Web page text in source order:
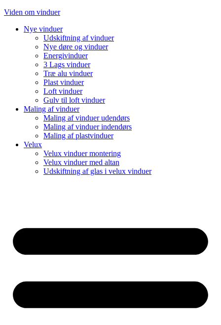
Videre
indhold
Viden om vinduer
Nye vinduer
Udskiftning af vinduer
Nye døre og vinduer
Energivinduer
3 Lags vinduer
Træ alu vinduer
Plast vinduer
Loft vinduer
Gulv til loft vinduer
Maling af vinduer
Maling af vinduer udendørs
Maling af vinduer indendørs
Maling af plastvinduer
Velux
Velux vinduer montering
Velux vinduer med altan
Udskiftning af glas i velux vinduer